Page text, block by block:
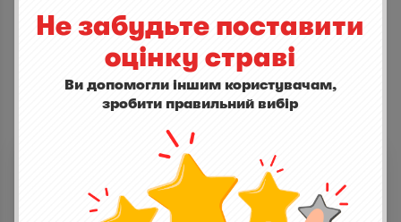
0,0
(0)
Karavan, Кловский спуск, 100.9 км
Не забудьте поставити
оцінку страві
Ви допомогли іншим користувачам,
зробити правильний вибір